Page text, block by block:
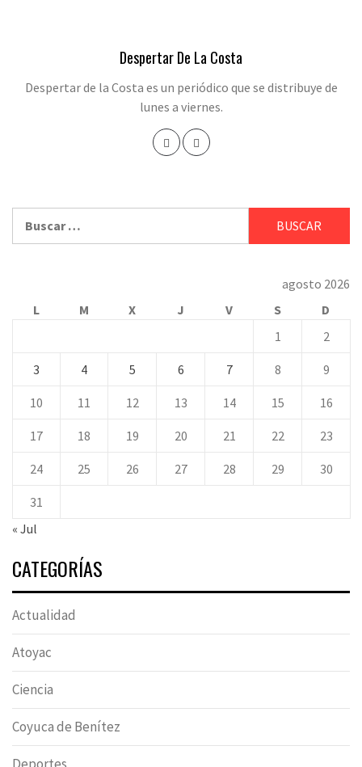
Despertar De La Costa
Despertar de la Costa es un periódico que se distribuye de
lunes a viernes.
agosto 2026
L
M X J V S
D
1
2
3 4 5 6 7 8 9
10 11 12 13 14 15 16
17 18 19 20 21 22 23
24 25 26 27 28 29 30
31
« Jul
CATEGORÍAS
Actualidad
Atoyac
Ciencia
Coyuca de Benítez
Deportes